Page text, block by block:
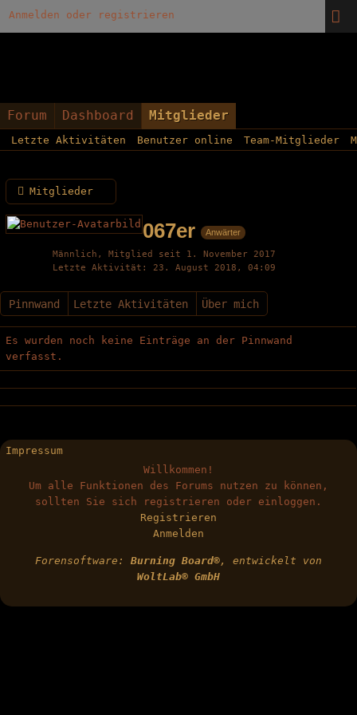
Anmelden oder registrieren
Forum Dashboard Mitglieder
Letzte Aktivitäten Benutzer online Team-Mitglieder
Mitglieder
067er Anwärter
Männlich
Mitglied seit 1. November 2017
Letzte Aktivität
23. August 2018, 04:09
Pinnwand Letzte Aktivitäten Über mich
Es wurden noch keine Einträge an der Pinnwand
verfasst.
Impressum
Willkommen!
Um alle Funktionen des Forums nutzen zu können,
sollten Sie sich registrieren oder einloggen.
Registrieren
Anmelden
Forensoftware: Burning Board®, entwickelt von
WoltLab® GmbH